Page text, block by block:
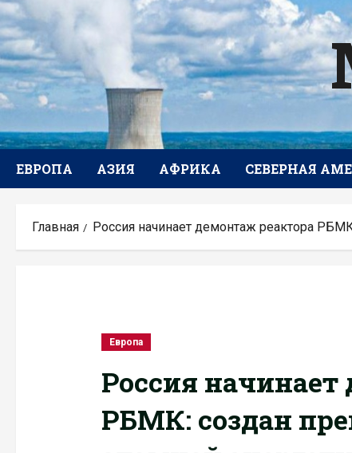
Перейти
к
содержимому
ЕВРОПА АЗИЯ АФРИКА СЕВЕРНАЯ
Главная Россия начинает демонтаж реактора
Европа
Россия
РБМК: создан